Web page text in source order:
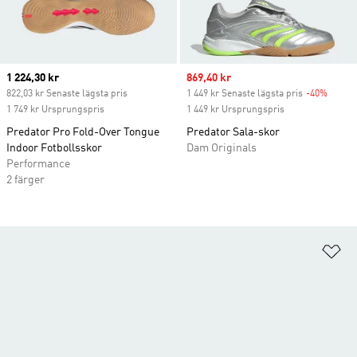
Current price
1 224,30 kr
822,03 kr Senaste lägsta pris
1 749 kr Ursprungspris
Predator Pro Fold-Over Tongue
Indoor Fotbollsskor
Performance
2 färger
Sale price
869,40 kr
1 449 kr Senaste lägsta pris -40%
1 449 kr Ursprungspris
Predator Sala-skor
Dam Originals